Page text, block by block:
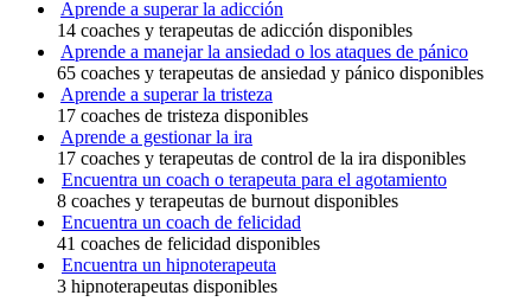
Aprende a superar la adicción
14 coaches y terapeutas de adicción disponibles
Aprende a manejar la ansiedad o los ataques de pánico
65 coaches y terapeutas de ansiedad y pánico disponibles
Aprende a superar la tristeza
17 coaches de tristeza disponibles
Aprende a gestionar la ira
17 coaches y terapeutas de control de la ira disponibles
Encuentra un coach o terapeuta para el agotamiento
8 coaches y terapeutas de burnout disponibles
Encuentra un coach de felicidad
41 coaches de felicidad disponibles
Encuentra un hipnoterapeuta
3 hipnoterapeutas disponibles